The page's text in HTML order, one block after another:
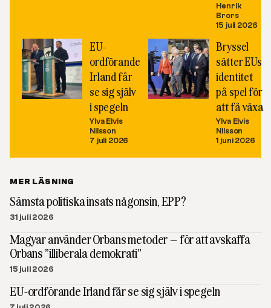
Henrik
Brors
15 juli 2026
EU-
ordförande
Irland får
se sig själv
i spegeln
Ylva Elvis
Nilsson
7 juli 2026
Bryssel
sätter EUs
identitet
på spel för
att få växa
Ylva Elvis
Nilsson
1 juni 2026
MER LÄSNING
Sämsta politiska insats någonsin, EPP?
31 juli 2026
Magyar använder Orbans metoder – för att avskaffa
Orbans ”illiberala demokrati”
15 juli 2026
EU-ordförande Irland får se sig själv i spegeln